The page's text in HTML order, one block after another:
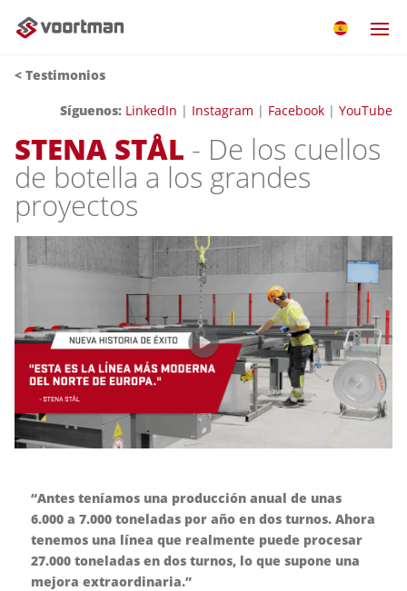
< Testimonios
Síguenos: LinkedIn | Instagram | Facebook | YouTube
STENA STÅL - De los cuellos
de botella a los grandes
proyectos
“Antes teníamos una producción anual de unas
6.000 a 7.000 toneladas por año en dos turnos. Ahora
tenemos una línea que realmente puede procesar
27.000 toneladas en dos turnos, lo que supone una
mejora extraordinaria.”